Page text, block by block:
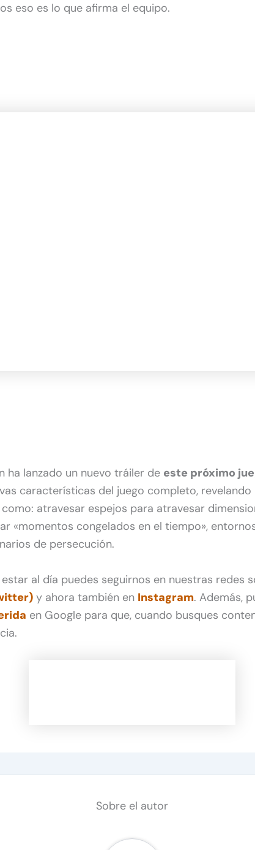
eso es lo que afirma el equipo.
ha lanzado un nuevo tráiler de este próximo
características del juego completo, revelando
atravesar espejos para atravesar
«momentos congelados en el tiempo»,
de persecución.
al día puedes seguirnos en nuestras redes
y ahora también en Instagram. Además,
en Google para que, cuando busques
Sobre el autor